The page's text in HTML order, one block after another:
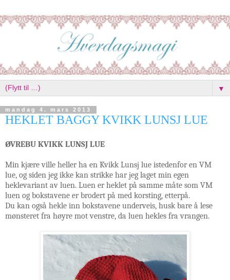
▼
mandag 4. mars 2013
HEKLET BAGGY KVIKK LUNSJ LUE
ØVREBU KVIKK LUNSJ LUE
Min kjære ville heller ha en Kvikk Lunsj lue istedenfor en VM
lue, og siden jeg ikke kan strikke har jeg laget min egen
heklevariant av luen. Luen er heklet på samme måte som VM
luen og bokstavene er brodert på med korsting, etterpå.
Du kan også hekle inn bokstavene underveis, husk bare å lese
mønsteret fra høyre mot venstre, da luen hekles fra vrangen.